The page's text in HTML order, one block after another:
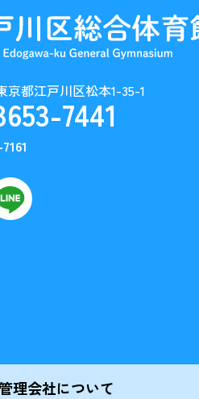
京都江戸川区松本1-35-1
7441
理会社について